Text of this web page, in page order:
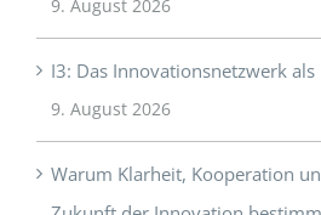
9. August 2026
Zukunft der Innovation